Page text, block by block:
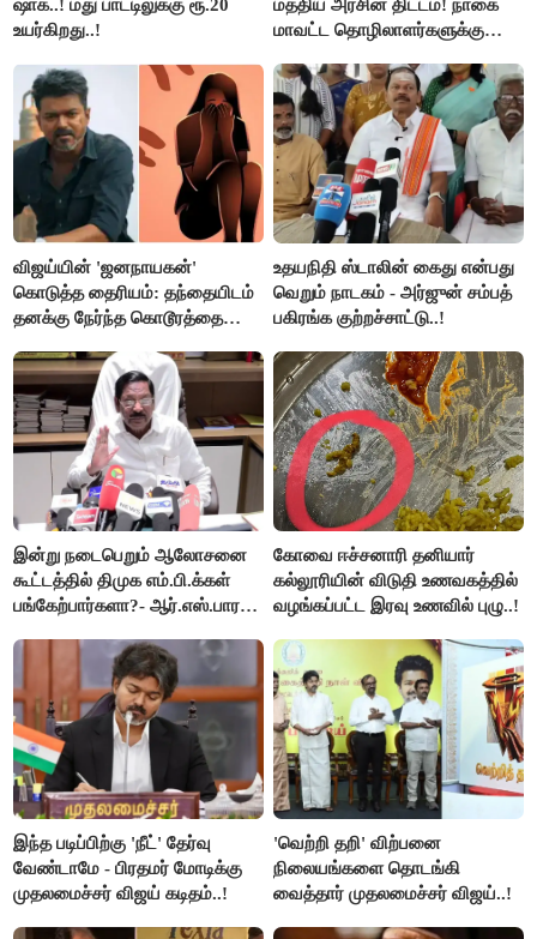
ஷாக்..! மது பாட்டிலுக்கு ரூ.20
உயர்கிறது..!
மத்திய அரசின் திட்டம்! நாகை
மாவட்ட தொழிலாளர்களுக்கு
செய்தி!
விஜய்யின் 'ஜனநாயகன்'
கொடுத்த தைரியம்: தந்தையிடம்
தனக்கு நேர்ந்த கொடூரத்தை
உதயநிதி ஸ்டாலின் கைது என்பது
வெறும் நாடகம் - அர்ஜுன் சம்பத்
பகிரங்க குற்றச்சாட்டு..!
இன்று நடைபெறும் ஆலோசனை
கூட்டத்தில் திமுக எம்.பி.க்கள்
பங்கேற்பார்களா?- ஆர்.எஸ்.பாரதி
கோவை ஈச்சனாரி தனியார்
கல்லூரியின் விடுதி உணவகத்தில்
வழங்கப்பட்ட இரவு உணவில் புழு..!
இந்த படிப்பிற்கு 'நீட்' தேர்வு
வேண்டாமே - பிரதமர் மோடிக்கு
முதலமைச்சர் விஜய் கடிதம்..!
'வெற்றி தறி' விற்பனை
நிலையங்களை தொடங்கி
வைத்தார் முதலமைச்சர் விஜய்..!